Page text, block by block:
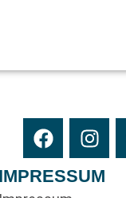
IMPRESSUM